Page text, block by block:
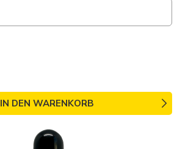
IN DEN WARENKORB